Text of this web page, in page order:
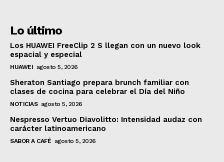
Lo último
Los HUAWEI FreeClip 2 S llegan con un nuevo look
espacial y especial
HUAWEI agosto 5, 2026
Sheraton Santiago prepara brunch familiar con
clases de cocina para celebrar el Día del Niño
NOTICIAS agosto 5, 2026
Nespresso Vertuo Diavolitto: Intensidad audaz con
carácter latinoamericano
SABOR A CAFÉ agosto 5, 2026